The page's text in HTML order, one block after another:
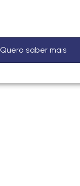
Quero saber mais